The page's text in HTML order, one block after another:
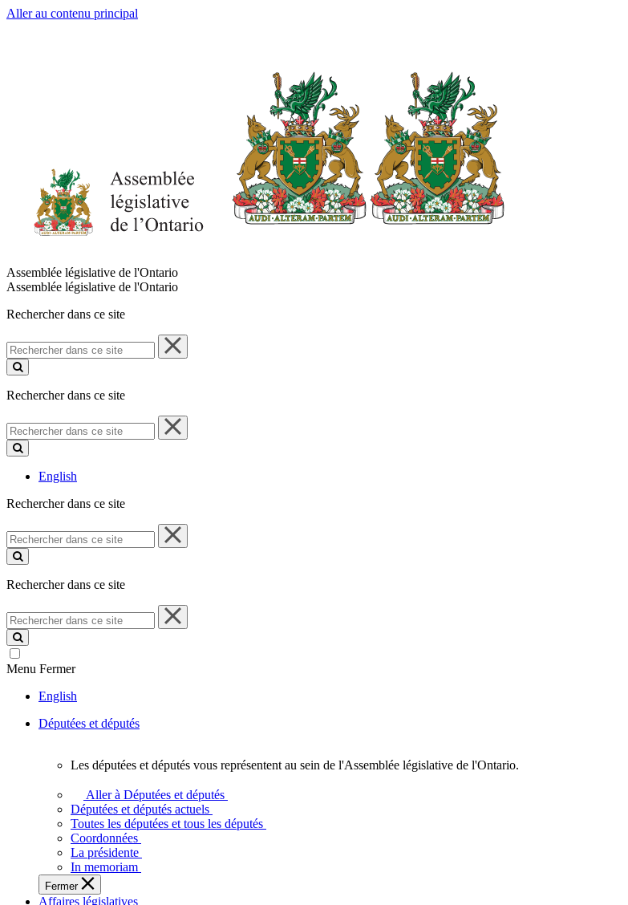
Aller au contenu principal
Assemblée législative de l'Ontario
Assemblée législative de l'Ontario
Rechercher dans ce site
Rechercher
dans
ce
Rechercher dans ce site
Rechercher
dans
ce
English
Rechercher dans ce site
Rechercher
dans
ce
Rechercher dans ce site
Rechercher
dans
ce
site
Menu Fermer
English
Députées et députés
députées
députés
vous
représentent
sein
de
Les députées et députés vous représentent au sein de l'Assemblée législative de l'Ontario.
Aller à Députées et députés
Députées et députés actuels
Toutes les députées et tous les députés
Coordonnées
La présidente
In memoriam
Fermer
Affaires législatives